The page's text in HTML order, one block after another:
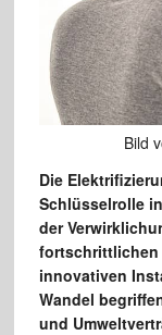
Bild
Die
Schlüsselrolle
der
innovativen
Wandel
und